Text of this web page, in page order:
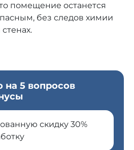
помещение останется
без следов химии
на 5 вопросов
скидку 30%